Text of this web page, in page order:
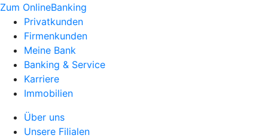
Zum OnlineBanking
Privatkunden
Firmenkunden
Meine Bank
Banking & Service
Karriere
Immobilien
Über uns
Unsere Filialen